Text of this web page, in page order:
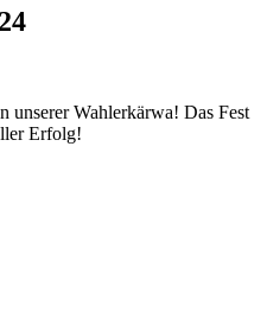
Wahlerkärwa! Das Fest
Erfolg!